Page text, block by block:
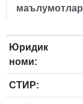
маълумотлар
Юридик
номи:
СТИР: